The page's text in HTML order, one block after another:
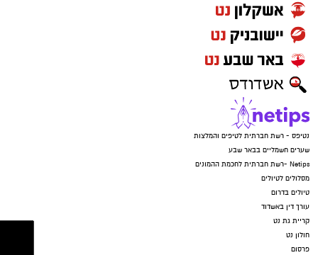
נטיפס - רשת חברתית לטיפים והמלצות
שערים חשמליים בבאר שבע
Netips -רשת חברתית לחכמת ההמונים
מסלולים לטיולים
טיולים בדרום
עורך דין באשדוד
קריית גת נט
חולון נט
פרסום